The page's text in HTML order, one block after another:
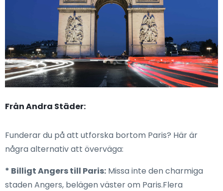
Från Andra Städer:
Funderar du på att utforska bortom Paris? Här är
några alternativ att överväga:
* Billigt Angers till Paris: Missa inte den charmiga
staden Angers, belägen väster om Paris.Flera